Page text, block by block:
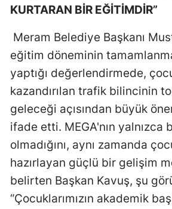
KURTARAN BİR EĞİTİMDİR”
Meram Belediye Başkanı
eğitim döneminin
yaptığı değerlendirmede,
kazandırılan trafik bilincinin
geleceği açısından büyük
ifade etti. MEGA'nın yalnızca
olmadığını, aynı zamanda
hazırlayan güçlü bir gelişim
belirten Başkan Kavuş, şu
“Çocuklarımızın akademik